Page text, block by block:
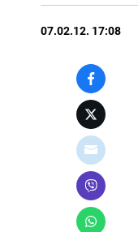
07.02.12. 17:08